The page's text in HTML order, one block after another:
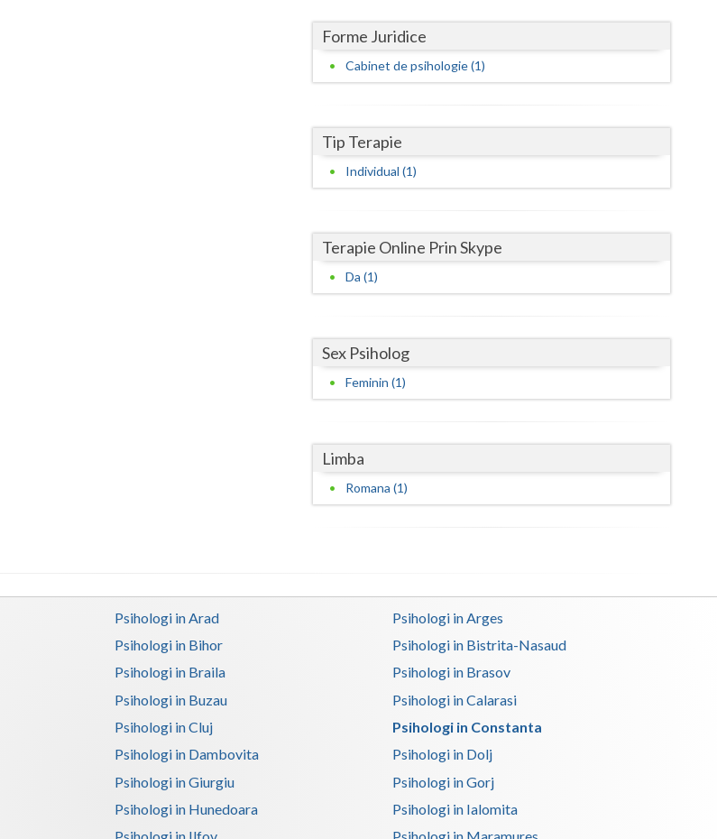
Hunedoara
Mehedinti
Prahova
Sibiu
Timis
Tulcea
Valcea
Vaslui
Vrancea
Forme Juridice
Cabinet de psihologie (1)
Tip Terapie
Individual (1)
Terapie Online Prin Skype
Da (1)
Sex Psiholog
Feminin (1)
Limba
Romana (1)
Psihologi in Arad
Psihologi in Arges
Psihologi in Bihor
Psihologi in Bistrita-Nasaud
Psihologi in Braila
Psihologi in Brasov
Psihologi in Buzau
Psihologi in Calarasi
Psihologi in Cluj
Psihologi in Constanta
Psihologi in Dambovita
Psihologi in Dolj
Psihologi in Giurgiu
Psihologi in Gorj
Psihologi in Hunedoara
Psihologi in Ialomita